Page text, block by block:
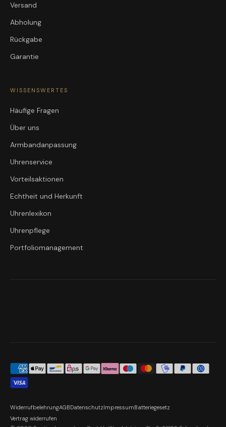
Versand
Abholung
Rückgabe
Garantie
WISSENSWERTES
Häufige Fragen
Über uns
Armbandanpassung
Uhrenservice
Vorteilsaktionen
Echtheit und Herkunft
Uhrenlexikon
Uhrenpflege
Portfoliomanagement
WiderrufbelehrungAGBDatenschutzImpressumBatteriegesetz
Vertrag widerrufen